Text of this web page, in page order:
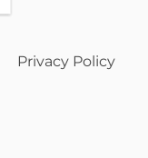
Privacy Policy